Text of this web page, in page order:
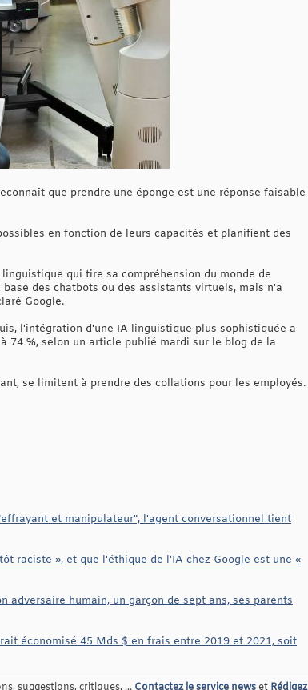
que prendre une éponge est une réponse faisable
en fonction de leurs capacités et planifient des
qui tire sa compréhension du monde de
des chatbots ou des assistants virtuels, mais n'a
Google.
l'intégration d'une IA linguistique plus sophistiquée a
74 %, selon un article publié mardi sur le blog de la
se limitent à prendre des collations pour les employés.
et manipulateur", l'agent conversationnel tient
raciste », et que l'éthique de l'IA chez Google est une «
adversaire humain, un garçon de sept ans, ses parents
économisé 45 Mds $ en frais entre 2019 et 2021, soit